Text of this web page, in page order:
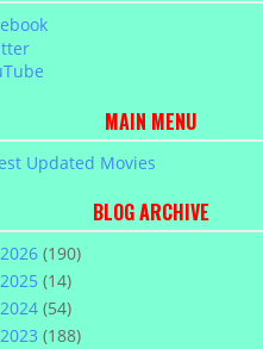
MAIN MENU
Updated Movies
BLOG ARCHIVE
2026 (190)
2025 (14)
2024 (54)
2023 (188)